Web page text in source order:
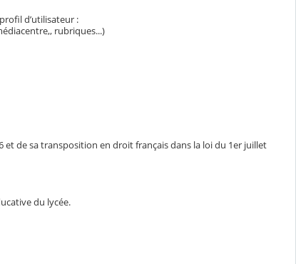
d’utilisateur :
rubriques...)
et de sa transposition en droit français dans la loi du 1er juillet
du lycée.